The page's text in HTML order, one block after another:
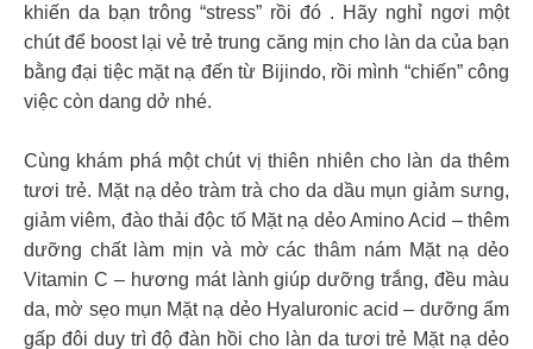
khiến da bạn trông “stress” rồi đó . Hãy nghỉ ngơi một
chút để boost lại vẻ trẻ trung căng mịn cho làn da của bạn
bằng đại tiệc mặt nạ đến từ Bijindo, rồi mình “chiến” công
việc còn dang dở nhé.
Cùng khám phá một chút vị thiên nhiên cho làn da thêm
tươi trẻ. Mặt nạ dẻo tràm trà cho da dầu mụn giảm sưng,
giảm viêm, đào thải độc tố Mặt nạ dẻo Amino Acid – thêm
dưỡng chất làm mịn và mờ các thâm nám Mặt nạ dẻo
Vitamin C – hương mát lành giúp dưỡng trắng, đều màu
da, mờ sẹo mụn Mặt nạ dẻo Hyaluronic acid – dưỡng ẩm
gấp đôi duy trì độ đàn hồi cho làn da tươi trẻ Mặt nạ dẻo